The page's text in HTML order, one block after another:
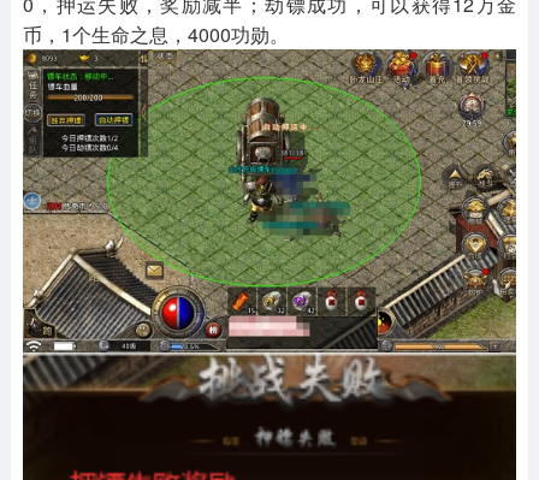
币，1个生命之息，4000功勋。